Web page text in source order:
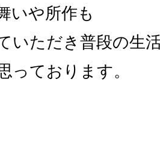
いや所作も
いただき普段の生
っております。